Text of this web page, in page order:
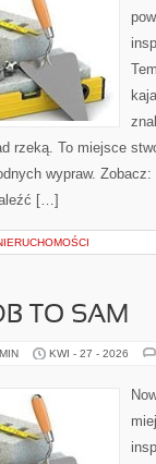
rzeką. To miejsce
wypraw.
[…]
TO SAM
KWI - 27 - 2026